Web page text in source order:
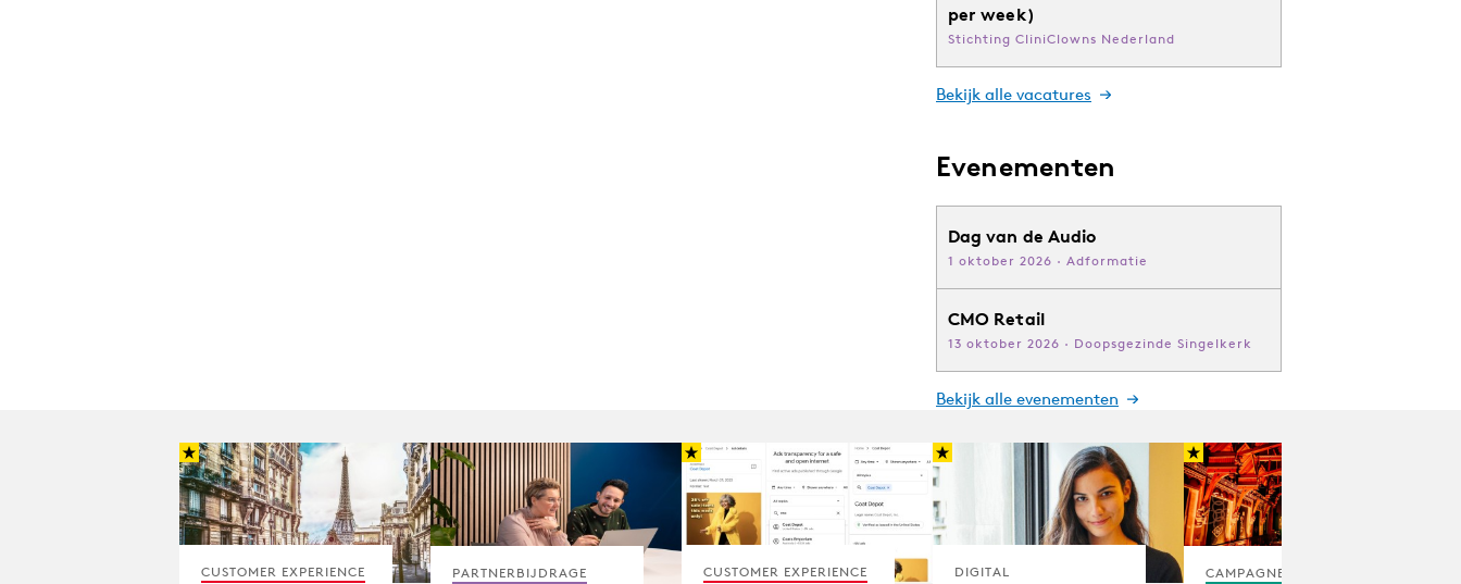
per week)
Stichting CliniClowns Nederland
Bekijk alle vacatures
Evenementen
Dag van de Audio
1 oktober 2026 · Adformatie
CMO Retail
13 oktober 2026 · Doopsgezinde Singelkerk
Bekijk alle evenementen
CUSTOMER EXPERIENCE PARTNERBIJDRAGE CUSTOMER EXPERIENCE
DIGITAL
CAMPAGNES